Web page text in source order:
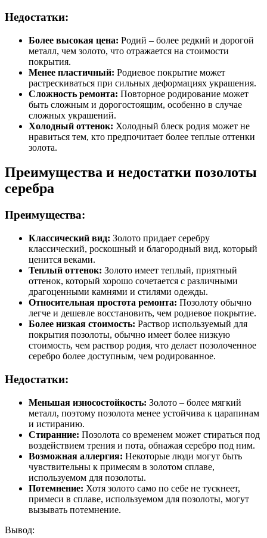
Недостатки:
Более высокая цена: Родий – более редкий и дорогой
металл, чем золото, что отражается на стоимости
покрытия.
Менее пластичный: Родиевое покрытие может
растрескиваться при сильных деформациях украшения.
Сложность ремонта: Повторное родирование может
быть сложным и дорогостоящим, особенно в случае
сложных украшений.
Холодный оттенок: Холодный блеск родия может не
нравиться тем, кто предпочитает более теплые оттенки
золота.
Преимущества и недостатки позолоты
серебра
Преимущества:
Классический вид: Золото придает серебру
классический, роскошный и благородный вид, который
ценится веками.
Теплый оттенок: Золото имеет теплый, приятный
оттенок, который хорошо сочетается с различными
драгоценными камнями и стилями одежды.
Относительная простота ремонта: Позолоту обычно
легче и дешевле восстановить, чем родиевое покрытие.
Более низкая стоимость: Раствор используемый для
покрытия позолоты, обычно имеет более низкую
стоимость, чем раствор родия, что делает позолоченное
серебро более доступным, чем родированное.
Недостатки:
Меньшая износостойкость: Золото – более мягкий
металл, поэтому позолота менее устойчива к царапинам
и истиранию.
Стиранние: Позолота со временем может стираться под
воздействием трения и пота, обнажая серебро под ним.
Возможная аллергия: Некоторые люди могут быть
чувствительны к примесям в золотом сплаве,
используемом для позолоты.
Потемнение: Хотя золото само по себе не тускнеет,
примеси в сплаве, используемом для позолоты, могут
вызывать потемнение.
Вывод: